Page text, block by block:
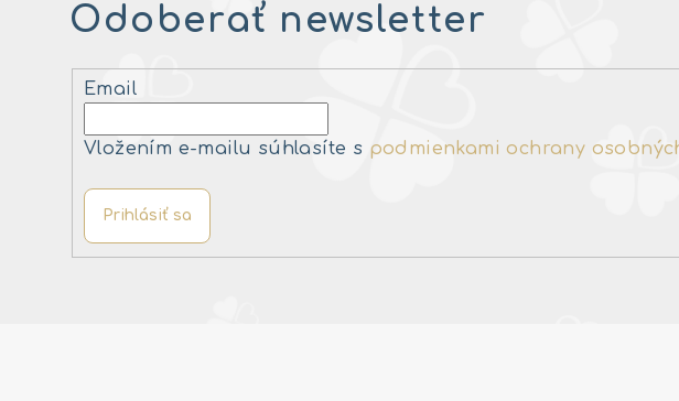
Odoberať newsletter
Email
Vložením e-mailu súhlasíte s podmienkami ochrany
Prihlásiť sa